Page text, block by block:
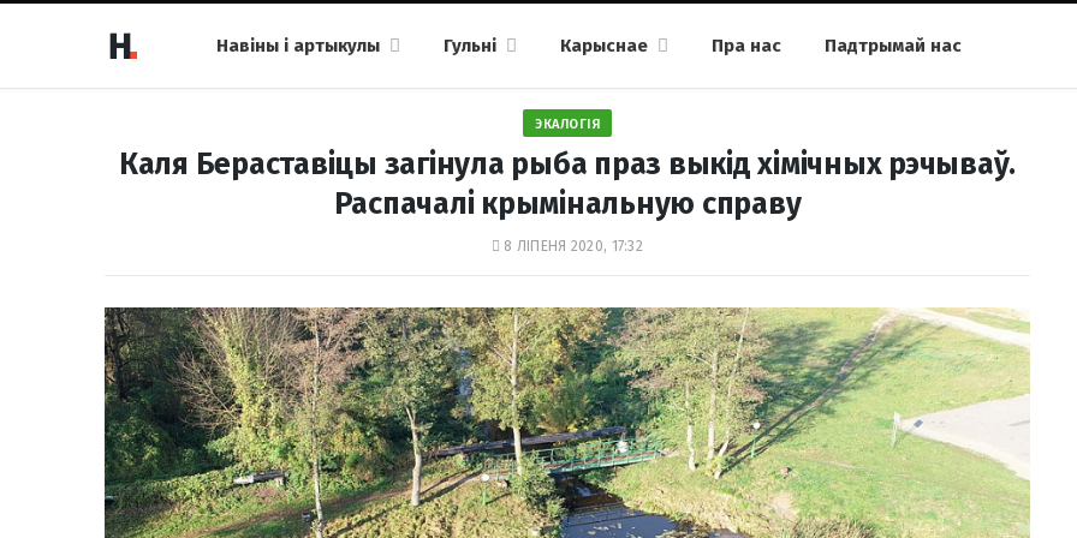
Навіны і артыкулы Гульні Карыснае Пра нас Падтрымай нас
ЭКАЛОГІЯ
Каля Бераставіцы загінула рыба праз выкід хімічных рэчываў.
Распачалі крымінальную справу
8 ЛІПЕНЯ 2020, 17:32